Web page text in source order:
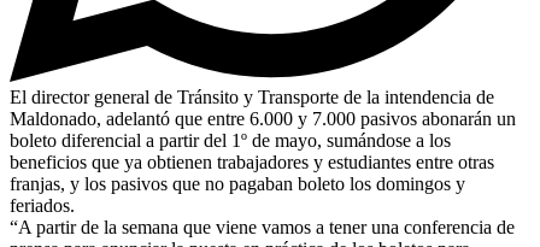
El director general de Tránsito y Transporte de la intendencia de
Maldonado, adelantó que entre 6.000 y 7.000 pasivos abonarán un
boleto diferencial a partir del 1º de mayo, sumándose a los
beneficios que ya obtienen trabajadores y estudiantes entre otras
franjas, y los pasivos que no pagaban boleto los domingos y
feriados.
“A partir de la semana que viene vamos a tener una conferencia de